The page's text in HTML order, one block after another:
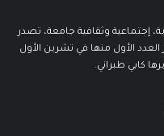
إجتماعية وثقافية جامعة، تصدر
الأول منها في تشرين الأول